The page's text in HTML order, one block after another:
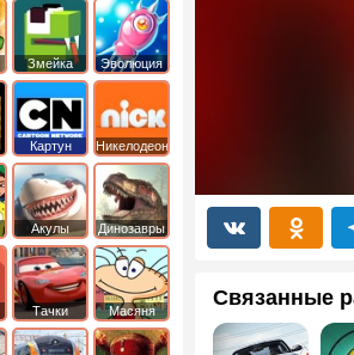
Связанные
Змейка Эволюция
Картун
нетворк
Никелодеон
Акулы Динозавры
Тачки Масяня